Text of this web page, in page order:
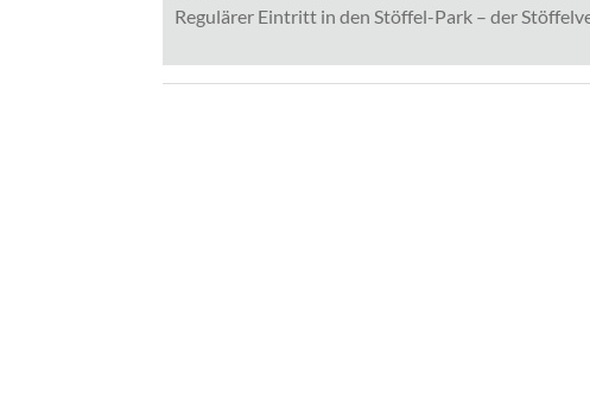
Regulärer Eintritt in den Stöffel-Park – der